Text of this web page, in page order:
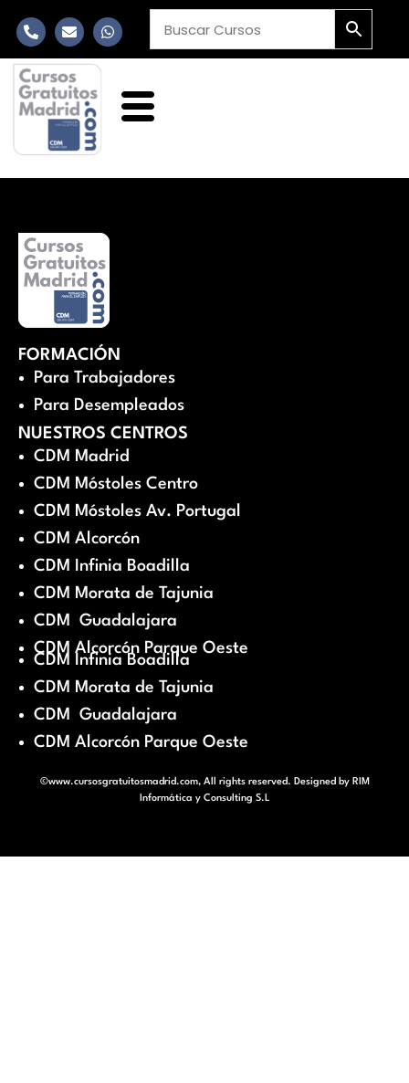
FORMACIÓN
Para Trabajadores
Para Desempleados
NUESTROS CENTROS
CDM Madrid
CDM Móstoles Centro
CDM Móstoles Av. Portugal
CDM Alcorcón
CDM Infinia Boadilla
CDM Morata de Tajunia
CDM Guadalajara
CDM Alcorcón Parque Oeste
CDM Infinia Boadilla
CDM Morata de Tajunia
CDM Guadalajara
CDM Alcorcón Parque Oeste
©www.cursosgratuitosmadrid.com, All rights reserved. Designed by RIM
Informática y Consulting S.L